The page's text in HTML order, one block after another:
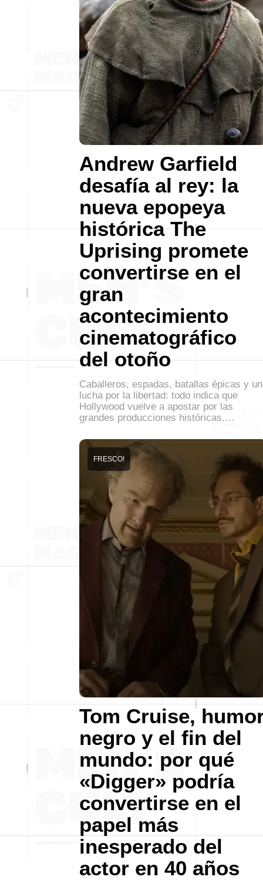
Andrew Garfield
desafía al rey: la
nueva epopeya
histórica The
Uprising promete
convertirse en el
gran
acontecimiento
cinematográfico
del otoño
Caballeros, espadas, batallas épicas y
lucha por la libertad: todo indica que
Hollywood vuelve a apostar por las
grandes producciones históricas.…
Tom Cruise,
negro y el fin del
mundo: por qué
«Digger» podría
convertirse en el
papel más
inesperado del
actor en 40 años
FRESCO!